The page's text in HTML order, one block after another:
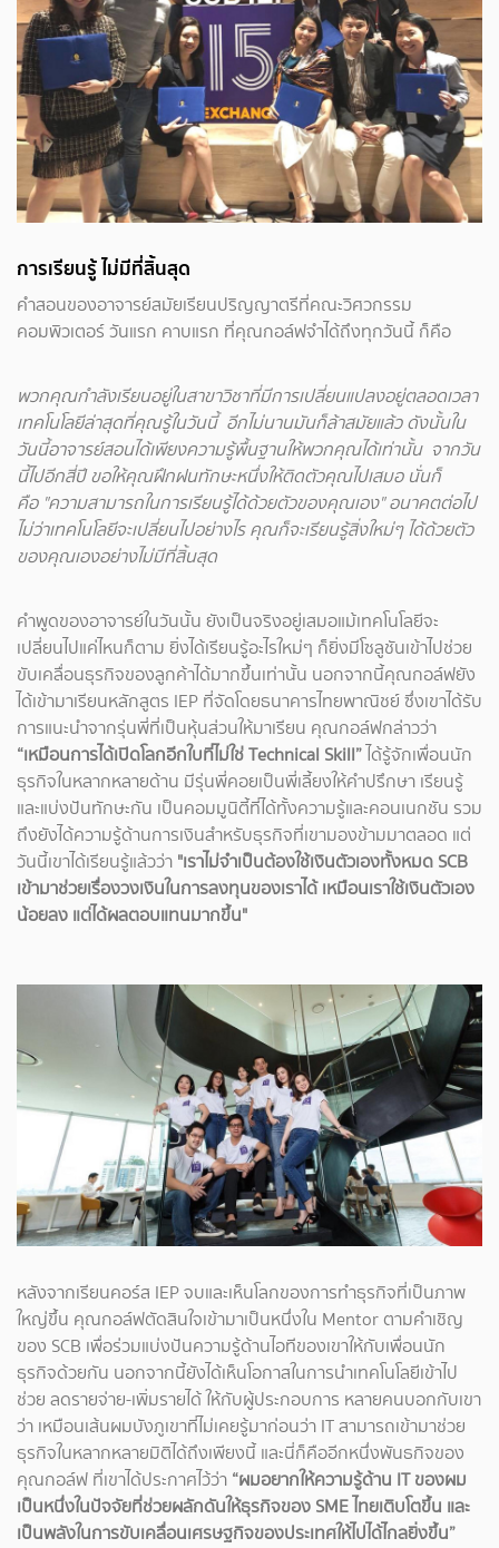
การเรียนรู้ ไม่มีที่สิ้นสุด
คำสอนของอาจารย์สมัยเรียนปริญญาตรีที่คณะวิศวกรรม
คอมพิวเตอร์ วันแรก คาบแรก ที่คุณกอล์ฟจำได้ถึงทุกวันนี้ ก็คือ
พวกคุณกำลังเรียนอยู่ในสาขาวิชาที่มีการเปลี่ยนแปลงอยู่ตลอดเวลา
เทคโนโลยีล่าสุดที่คุณรู้ในวันนี้ อีกไม่นานมันก็ล้าสมัยแล้ว ดังนั้นใน
วันนี้อาจารย์สอนได้เพียงความรู้พื้นฐานให้พวกคุณได้เท่านั้น จากวัน
นี้ไปอีกสี่ปี ขอให้คุณฝึกฝนทักษะหนึ่งให้ติดตัวคุณไปเสมอ นั่นก็
คือ "ความสามารถในการเรียนรู้ได้ด้วยตัวของคุณเอง"อนาคตต่อไป
ไม่ว่าเทคโนโลยีจะเปลี่ยนไปอย่างไร คุณก็จะเรียนรู้สิ่งใหม่ๆ ได้ด้วยตัว
ของคุณเองอย่างไม่มีที่สิ้นสุด
คำพูดของอาจารย์ในวันนั้น ยังเป็นจริงอยู่เสมอแม้เทคโนโลยีจะ
เปลี่ยนไปแค่ไหนก็ตาม ยิ่งได้เรียนรู้อะไรใหม่ๆ ก็ยิ่งมีโซลูชันเข้าไปช่วย
ขับเคลื่อนธุรกิจของลูกค้าได้มากขึ้นเท่านั้น นอกจากนี้คุณกอล์ฟยัง
ได้เข้ามาเรียนหลักสูตร IEP ที่จัดโดยธนาคารไทยพาณิชย์ ซึ่งเขาได้รับ
การแนะนำจากรุ่นพี่ที่เป็นหุ้นส่วนให้มาเรียน คุณกอล์ฟกล่าวว่า
“เหมือนการได้เปิดโลกอีกใบที่ไม่ใช่ Technical Skill” ได้รู้จักเพื่อนนัก
ธุรกิจในหลากหลายด้าน มีรุ่นพี่คอยเป็นพี่เลี้ยงให้คำปรึกษา เรียนรู้
และแบ่งปันทักษะกัน เป็นคอมมูนิตี้ที่ได้ทั้งความรู้และคอนเนกชัน รวม
ถึงยังได้ความรู้ด้านการเงินสำหรับธุรกิจที่เขามองข้ามมาตลอด แต่
วันนี้เขาได้เรียนรู้แล้วว่า "เราไม่จำเป็นต้องใช้เงินตัวเองทั้งหมด SCB
เข้ามาช่วยเรื่องวงเงินในการลงทุนของเราได้ เหมือนเราใช้เงินตัวเอง
น้อยลง แต่ได้ผลตอบแทนมากขึ้น"
หลังจากเรียนคอร์ส IEP จบและเห็นโลกของการทำธุรกิจที่เป็นภาพ
ใหญ่ขึ้น คุณกอล์ฟตัดสินใจเข้ามาเป็นหนึ่งใน Mentor ตามคำเชิญ
ของ SCB เพื่อร่วมแบ่งปันความรู้ด้านไอทีของเขาให้กับเพื่อนนัก
ธุรกิจด้วยกัน นอกจากนี้ยังได้เห็นโอกาสในการนำเทคโนโลยีเข้าไป
ช่วย ลดรายจ่าย-เพิ่มรายได้ ให้กับผู้ประกอบการ หลายคนบอกกับเขา
ว่า เหมือนเส้นผมบังภูเขาที่ไม่เคยรู้มาก่อนว่า IT สามารถเข้ามาช่วย
ธุรกิจในหลากหลายมิติได้ถึงเพียงนี้ และนี่ก็คืออีกหนึ่งพันธกิจของ
คุณกอล์ฟ ที่เขาได้ประกาศไว้ว่า “ผมอยากให้ความรู้ด้าน IT ของผม
เป็นหนึ่งในปัจจัยที่ช่วยผลักดันให้ธุรกิจของ SME ไทยเติบโตขึ้น และ
เป็นพลังในการขับเคลื่อนเศรษฐกิจของประเทศให้ไปได้ไกลยิ่งขึ้น”